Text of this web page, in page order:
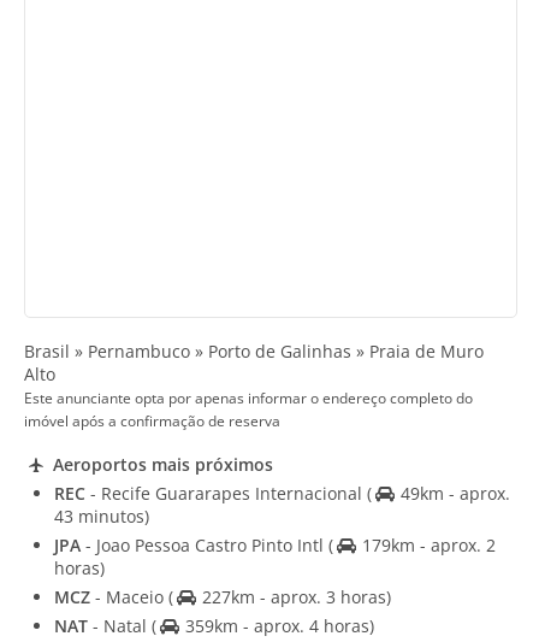
Brasil » Pernambuco » Porto de Galinhas » Praia de Muro
Alto
Este anunciante opta por apenas informar o endereço completo do
imóvel após a confirmação de reserva
Aeroportos mais próximos
REC - Recife Guararapes Internacional (
49km - aprox.
43 minutos)
JPA - Joao Pessoa Castro Pinto Intl (
179km - aprox. 2
horas)
MCZ - Maceio (
227km - aprox. 3 horas)
NAT - Natal (
359km - aprox. 4 horas)